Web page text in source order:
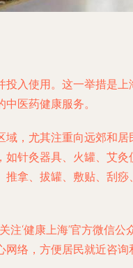
入使用。这一举措是
医药健康服务。
，尤其注重向远郊和
针灸器具、火罐、艾
拿、拔罐、敷贴、刮
注‘健康上海’官方微信
络，方便居民就近咨询